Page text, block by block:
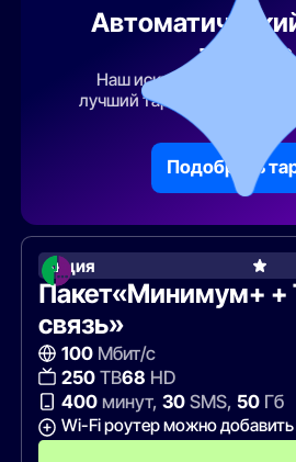
тарифа
Наш искусственный
лучший тарифный план по
Подобрать
Акция
Пакет«Минимум+ +
связь»
100Мбит/с
250ТВ68 HD
400минут, 30SMS, 50Гб
Wi-Fi роутер можно